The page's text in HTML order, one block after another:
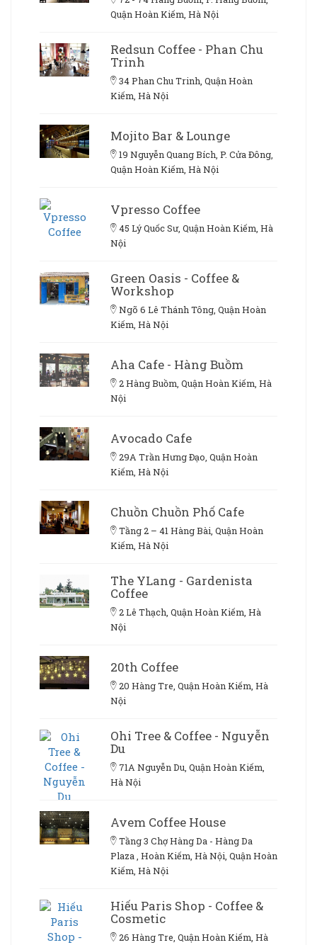
Quận Hoàn Kiếm, Hà Nội
Redsun Coffee - Phan Chu
Trinh
34 Phan Chu Trinh, Quận Hoàn
Kiếm, Hà Nội
Mojito Bar & Lounge
19 Nguyễn Quang Bích, P. Cửa Đông,
Quận Hoàn Kiếm, Hà Nội
Vpresso Coffee
45 Lý Quốc Sư, Quận Hoàn Kiếm, Hà
Nội
Green Oasis - Coffee &
Workshop
Ngõ 6 Lê Thánh Tông, Quận Hoàn
Kiếm, Hà Nội
Aha Cafe - Hàng Buồm
2 Hàng Buồm, Quận Hoàn Kiếm, Hà
Nội
Avocado Cafe
29A Trần Hưng Đạo, Quận Hoàn
Kiếm, Hà Nội
Chuồn Chuồn Phố Cafe
Tầng 2 – 41 Hàng Bài, Quận Hoàn
Kiếm, Hà Nội
The YLang - Gardenista
Coffee
2 Lê Thạch, Quận Hoàn Kiếm, Hà
Nội
20th Coffee
20 Hàng Tre, Quận Hoàn Kiếm, Hà
Nội
Ohi Tree & Coffee - Nguyễn
Du
71A Nguyễn Du, Quận Hoàn Kiếm,
Hà Nội
Avem Coffee House
Tầng 3 Chợ Hàng Da - Hàng Da
Plaza , Hoàn Kiếm, Hà Nội, Quận Hoàn
Kiếm, Hà Nội
Hiếu Paris Shop - Coffee &
Cosmetic
26 Hàng Tre, Quận Hoàn Kiếm, Hà